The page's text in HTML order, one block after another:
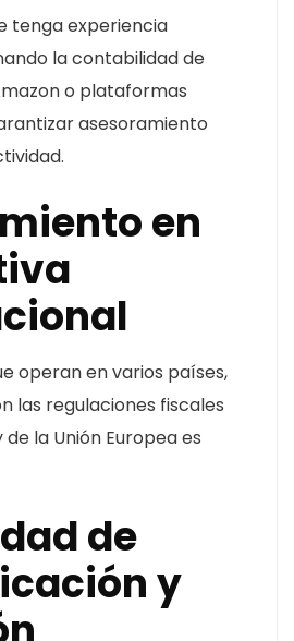
tenga experiencia
la contabilidad de
o plataformas
asesoramiento
en
operan en varios países,
las regulaciones fiscales
la Unión Europea es
de
y